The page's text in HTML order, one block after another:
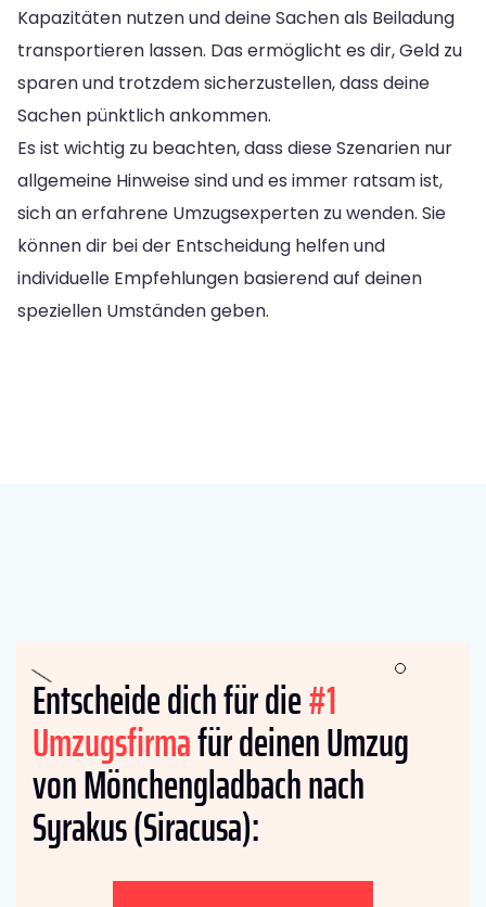
Kapazitäten nutzen und deine Sachen als Beiladung
transportieren lassen. Das ermöglicht es dir, Geld zu
sparen und trotzdem sicherzustellen, dass deine
Sachen pünktlich ankommen.
Es ist wichtig zu beachten, dass diese Szenarien nur
allgemeine Hinweise sind und es immer ratsam ist,
sich an erfahrene Umzugsexperten zu wenden. Sie
können dir bei der Entscheidung helfen und
individuelle Empfehlungen basierend auf deinen
speziellen Umständen geben.
Entscheide dich für die#1
Umzugsfirmafür deinen Umzug
von Mönchengladbach nach
Syrakus (Siracusa):